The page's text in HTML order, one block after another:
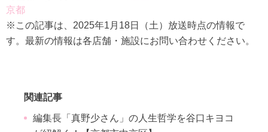
京都
※この記事は、2025年1月18日（土）放送時点の情報で
す。最新の情報は各店舗・施設にお問い合わせください。
関連記事
編集長「真野少さん」の人生哲学を谷口キヨコ